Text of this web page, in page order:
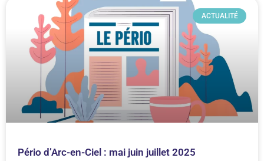
ACTUALITÉ
Pério d’Arc-en-Ciel : mai juin juillet 2025